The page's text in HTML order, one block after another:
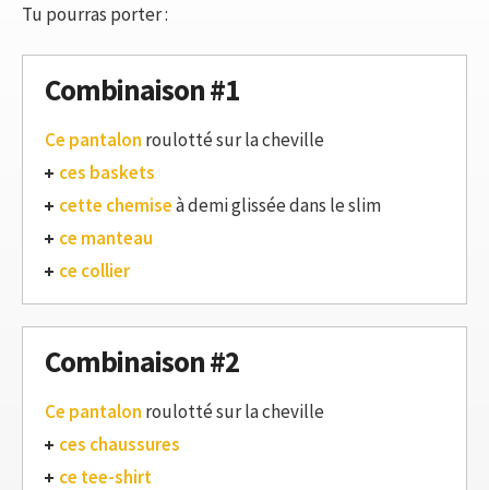
Tu pourras porter :
Combinaison #1
Ce pantalon roulotté sur la cheville
ces baskets
cette chemiseà demi glissée dans le slim
ce manteau
ce collier
Combinaison #2
Ce pantalon roulotté sur la cheville
ces chaussures
ce tee-shirt